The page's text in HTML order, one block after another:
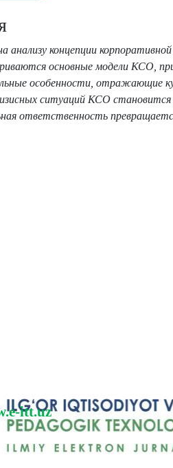
анализу концепции
основные модели КСО,
особенности, отражающие
ситуаций КСО
ответственность
itt.uz